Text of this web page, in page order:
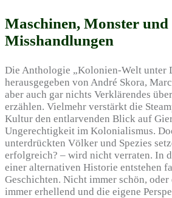
Maschinen, Monster und
Misshandlungen
Die Anthologie „Kolonien-Welt unter
herausgegeben von André Skora,
aber auch gar nichts Verklärendes
erzählen. Vielmehr verstärkt die
Kultur den entlarvenden Blick auf
Ungerechtigkeit im Kolonialismus.
unterdrückten Völker und Spezies
erfolgreich? – wird nicht verraten. In
einer alternativen Historie entstehen
Geschichten. Nicht immer schön,
immer erhellend und die eigene